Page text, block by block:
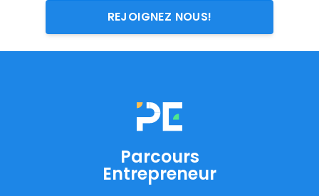
REJOIGNEZ NOUS!
Parcours
Entrepreneur